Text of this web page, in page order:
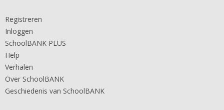
Registreren
Inloggen
SchoolBANK PLUS
Help
Verhalen
Over SchoolBANK
Geschiedenis van SchoolBANK